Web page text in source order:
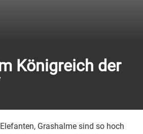
Königreich der
Grashalme sind so hoch